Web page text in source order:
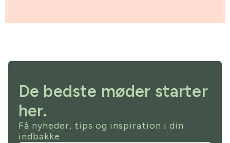
De bedste møder starter
her.
Få nyheder, tips og inspiration i din
indbakke